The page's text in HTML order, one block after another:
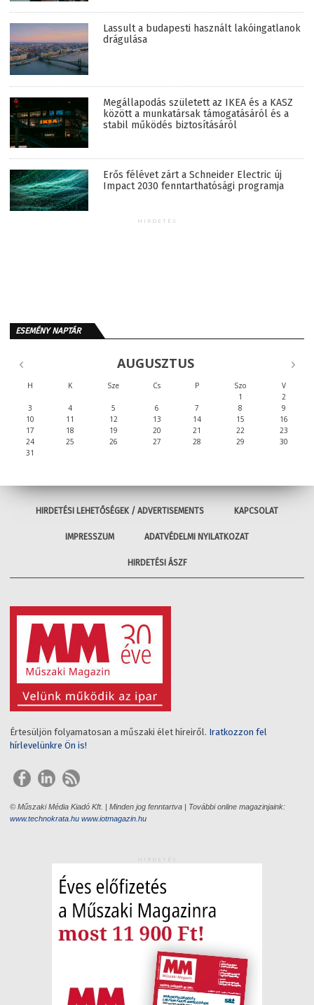
Lassult a budapesti használt lakóingatlanok
drágulása
Megállapodás született az IKEA és a KASZ
között a munkatársak támogatásáról és a
stabil működés biztosításáról
Erős félévet zárt a Schneider Electric új
Impact 2030 fenntarthatósági programja
HIRDETÉS
ESEMÉNY NAPTÁR
AUGUSZTUS
H K Sze Cs P Szo
V
1
2
3
4 5 6 7 8
9
10
11 12 13 14 15
16
17
18 19 20 21 22
23
24
25 26 27 28 29
30
31
HIRDETÉSI LEHETŐSÉGEK / ADVERTISEMENTS KAPCSOLAT
IMPRESSZUM ADATVÉDELMI NYILATKOZAT
HIRDETÉSI ÁSZF
Értesüljön folyamatosan a műszaki élet híreiről. Iratkozzon fel
hírlevelünkre Ön is!
© Műszaki Média Kiadó Kft. | Minden jog fenntartva | További online magazinjaink:
www.technokrata.hu www.iotmagazin.hu
HIRDETÉS